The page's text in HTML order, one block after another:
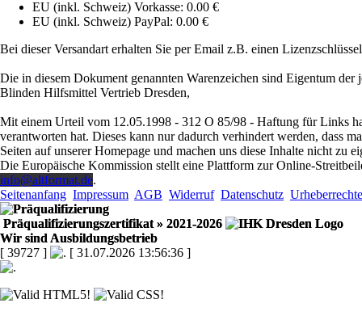
EU (inkl. Schweiz) Vorkasse: 0.00 €
EU (inkl. Schweiz) PayPal: 0.00 €
Bei dieser Versandart erhalten Sie per Email z.B. einen
Die in diesem Dokument genannten Warenzeichen sind Eigentum
Blinden Hilfsmittel Vertrieb Dresden,
Mit einem Urteil vom 12.05.1998 - 312 O 85/98 - Haftung für Links
verantworten hat. Dieses kann nur dadurch verhindert werden, dass
Seiten auf unserer Homepage und machen uns diese Inhalte nicht
Die Europäische Kommission stellt eine Plattform zur Online-
info@altformat.de.
Seitenanfang Impressum AGB Widerruf Datenschutz Urheberrechte
Präqualifizierungszertifikat » 2021-2026
Wir sind Ausbildungsbetrieb
[ 39727 ]
[ 31.07.2026 13:56:36 ]